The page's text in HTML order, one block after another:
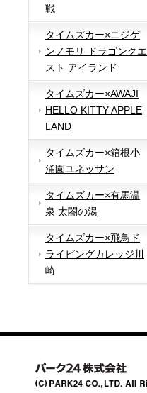
戦
タイムズカー×ニジゲ
ンノモリ ドラゴンクエ
スト アイランド
タイムズカー×AWAJI
HELLO KITTY APPLE
LAND
タイムズカー×箱根小
涌園ユネッサン
タイムズカー×有馬温
泉 太閤の湯
タイムズカー×飛鳥ド
ライビングカレッジ川
崎